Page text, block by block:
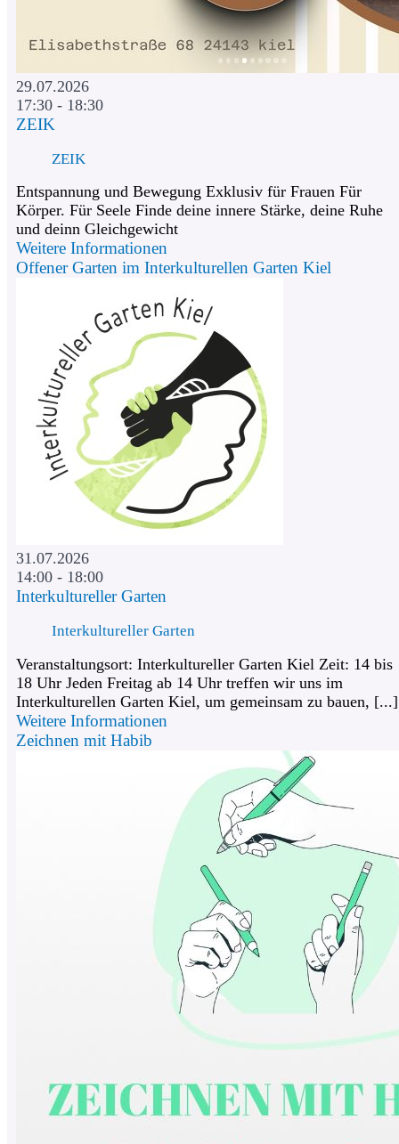
29.07.2026
17:30 - 18:30
ZEIK
ZEIK
Entspannung und Bewegung Exklusiv für Frauen Für
Körper. Für Seele Finde deine innere Stärke, deine Ruhe
und deinn Gleichgewicht
Weitere Informationen
Offener Garten im Interkulturellen Garten Kiel
31.07.2026
14:00 - 18:00
Interkultureller Garten
Interkultureller Garten
Veranstaltungsort: Interkultureller Garten Kiel Zeit: 14 bis
18 Uhr Jeden Freitag ab 14 Uhr treffen wir uns im
Interkulturellen Garten Kiel, um gemeinsam zu bauen, [...]
Weitere Informationen
Zeichnen mit Habib